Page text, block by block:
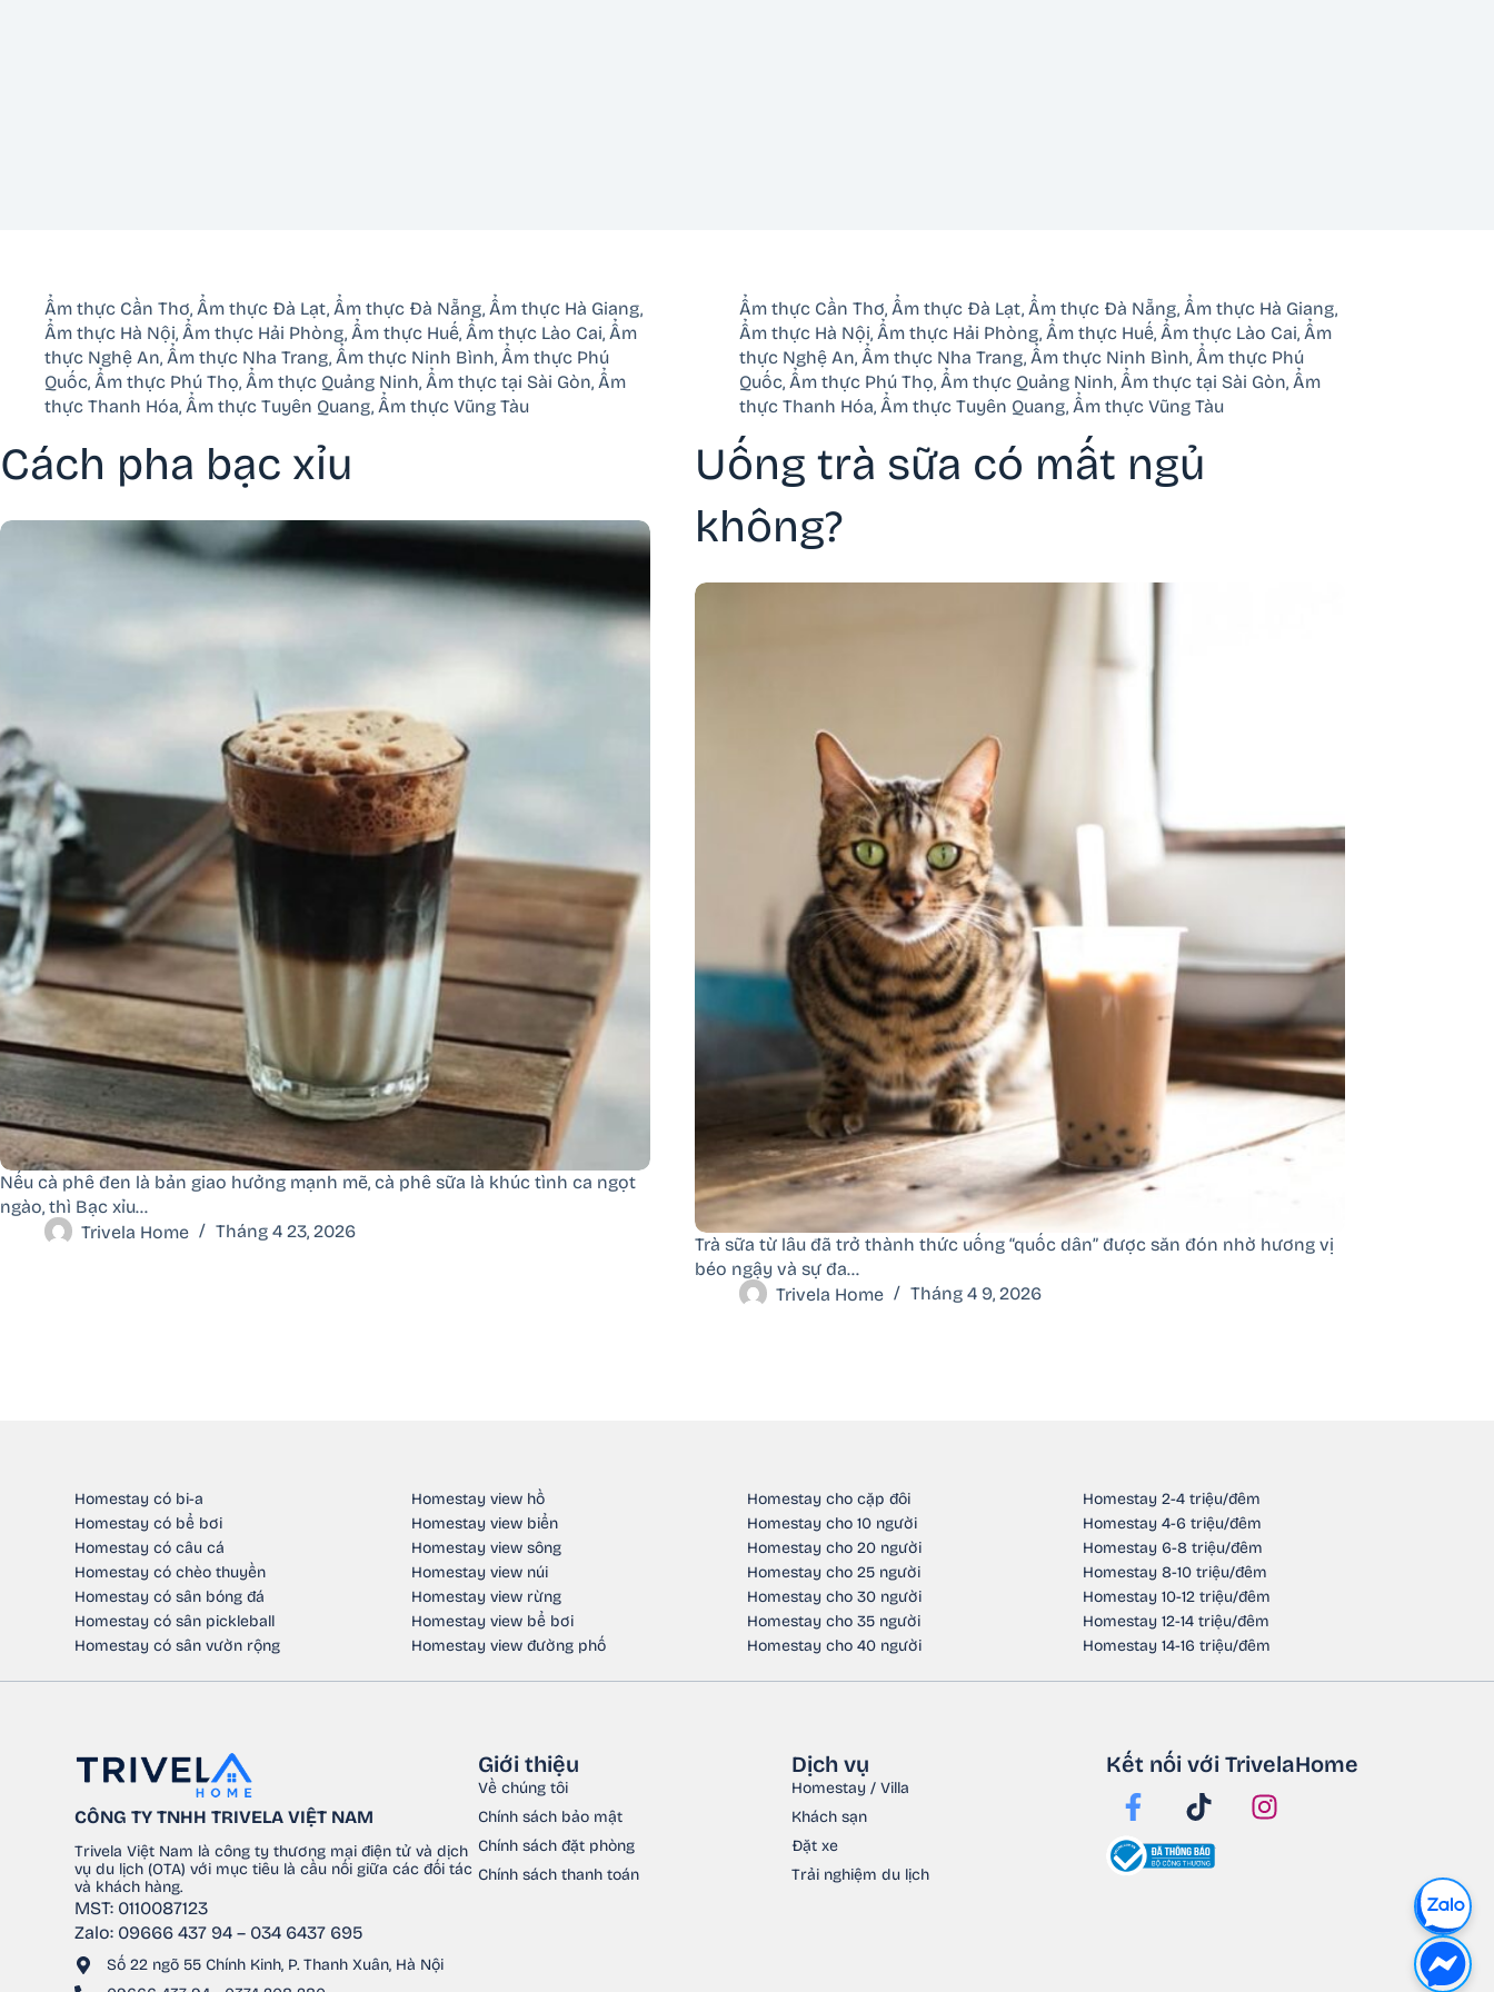
Ẩm thực Cần Thơ, Ẩm thực Đà Lạt, Ẩm thực Đà Nẵng, Ẩm thực Hà Giang,
Ẩm thực Hà Nội, Ẩm thực Hải Phòng, Ẩm thực Huế, Ẩm thực Lào Cai, Ẩm
thực Nghệ An, Ẩm thực Nha Trang, Ẩm thực Ninh Bình, Ẩm thực Phú
Quốc, Ẩm thực Phú Thọ, Ẩm thực Quảng Ninh, Ẩm thực tại Sài Gòn, Ẩm
thực Thanh Hóa, Ẩm thực Tuyên Quang, Ẩm thực Vũng Tàu
Cách pha bạc xỉu
Nếu cà phê đen là bản giao hưởng mạnh mẽ, cà phê sữa là khúc tình ca ngọt
ngào, thì Bạc xỉu…
Trivela Home
Tháng 4 23, 2026
Ẩm thực Cần Thơ, Ẩm thực Đà Lạt, Ẩm thực Đà Nẵng, Ẩm thực Hà Giang,
Ẩm thực Hà Nội, Ẩm thực Hải Phòng, Ẩm thực Huế, Ẩm thực Lào Cai, Ẩm
thực Nghệ An, Ẩm thực Nha Trang, Ẩm thực Ninh Bình, Ẩm thực Phú
Quốc, Ẩm thực Phú Thọ, Ẩm thực Quảng Ninh, Ẩm thực tại Sài Gòn, Ẩm
thực Thanh Hóa, Ẩm thực Tuyên Quang, Ẩm thực Vũng Tàu
Uống trà sữa có mất ngủ
không?
Trà sữa từ lâu đã trở thành thức uống “quốc dân” được săn đón nhờ hương vị
béo ngậy và sự đa…
Trivela Home
Tháng 4 9, 2026
Homestay có bi-a
Homestay có bể bơi
Homestay có câu cá
Homestay có chèo thuyền
Homestay có sân bóng đá
Homestay có sân pickleball
Homestay có sân vườn rộng
Homestay view hồ
Homestay view biển
Homestay view sông
Homestay view núi
Homestay view rừng
Homestay view bể bơi
Homestay view đường phố
Homestay cho cặp đôi
Homestay cho 10 người
Homestay cho 20 người
Homestay cho 25 người
Homestay cho 30 người
Homestay cho 35 người
Homestay cho 40 người
Homestay 2-4 triệu/đêm
Homestay 4-6 triệu/đêm
Homestay 6-8 triệu/đêm
Homestay 8-10 triệu/đêm
Homestay 10-12 triệu/đêm
Homestay 12-14 triệu/đêm
Homestay 14-16 triệu/đêm
CÔNG TY TNHH TRIVELA VIỆT NAM
Trivela Việt Nam là công ty thương mại điện tử và dịch
vụ du lịch (OTA) với mục tiêu là cầu nối giữa các đối tác
và khách hàng.
MST: 0110087123
Zalo: 09666 437 94 – 034 6437 695
Số 22 ngõ 55 Chính Kinh, P. Thanh Xuân, Hà Nội
Giới thiệu
Về chúng tôi
Chính sách bảo mật
Chính sách đặt phòng
Chính sách thanh toán
Dịch vụ
Homestay / Villa
Khách sạn
Đặt xe
Trải nghiệm du lịch
Kết nối với TrivelaHome